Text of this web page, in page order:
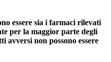
essere sia i farmaci rilevati
per la maggior parte degli
avversi non possono essere